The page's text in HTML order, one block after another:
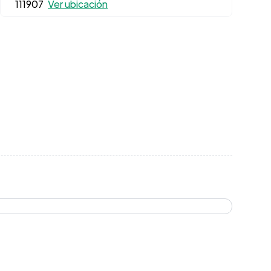
111907 Ver ubicación